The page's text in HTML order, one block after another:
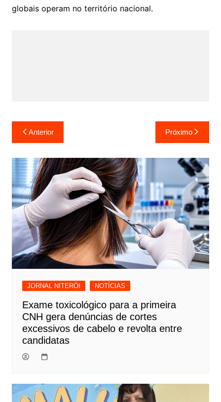
globais operam no território nacional.
Navegação
de
Post
Anterior Próximo
JORNAL NITERÓI NOTÍCIAS
Exame toxicológico para a primeira
CNH gera denúncias de cortes
excessivos de cabelo e revolta entre
candidatas